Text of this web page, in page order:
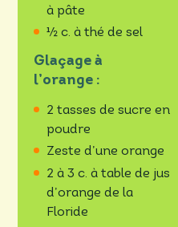
à pâte
½ c. à thé de sel
Glaçage à
l’orange :
2 tasses de sucre en
poudre
Zeste d’une orange
2 à 3 c. à table de jus
d’orange de la
Floride